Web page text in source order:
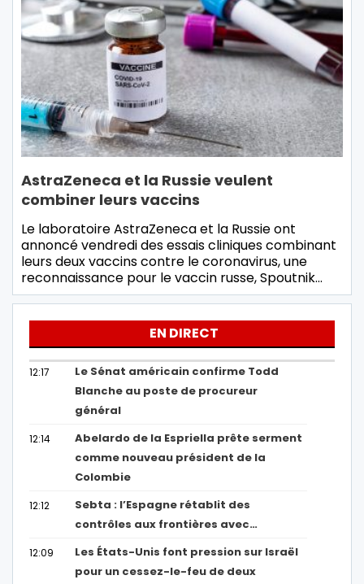
AstraZeneca et la Russie veulent
combiner leurs vaccins
Le laboratoire AstraZeneca et la Russie ont
annoncé vendredi des essais cliniques combinant
leurs deux vaccins contre le coronavirus, une
reconnaissance pour le vaccin russe, Spoutnik…
EN DIRECT
12:17
Le Sénat américain confirme Todd
Blanche au poste de procureur
général
12:14
Abelardo de la Espriella prête serment
comme nouveau président de la
Colombie
12:12
Sebta : l’Espagne rétablit des
contrôles aux frontières avec…
12:09
Les États-Unis font pression sur Israël
pour un cessez-le-feu de deux